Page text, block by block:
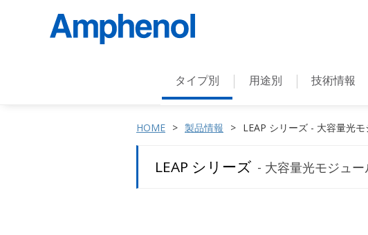
タイプ別 用途別 技術情報
HOME 製品情報 LEAP シリーズ - 大容量光
LEAP シリーズ - 大容量光モジュー